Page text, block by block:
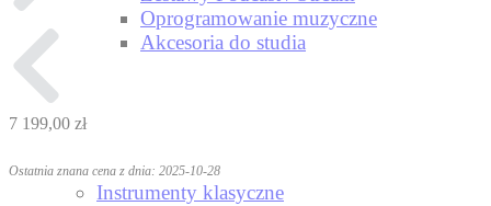
Oprogramowanie muzyczne
Akcesoria do studia
Instrumenty klasyczne
7 199,00 zł
Ostatnia znana cena z dnia: 2025-10-28